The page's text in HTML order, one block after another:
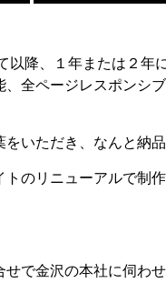
以降、１年または２年
全ページレスポンシ
いただき、なんと納
のリニューアルで制
で金沢の本社に伺わ